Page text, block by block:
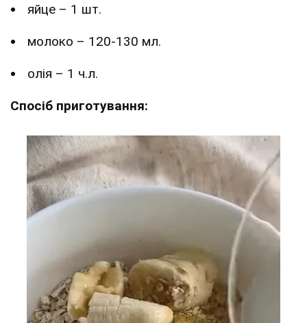
яйце – 1 шт.
молоко – 120-130 мл.
олія – 1 ч.л.
Спосіб приготування: